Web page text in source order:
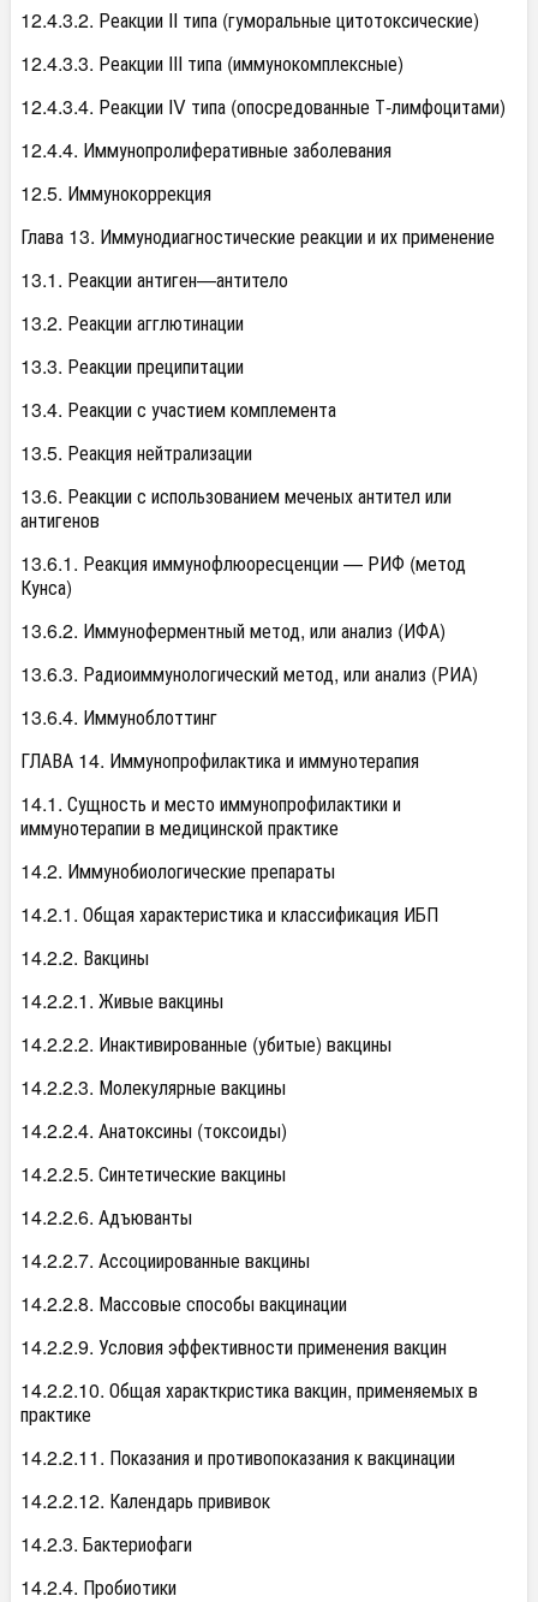
12.4.3.2. Реакции II типа (гуморальные цитотоксические)
12.4.3.3. Реакции III типа (иммунокомплексные)
12.4.3.4. Реакции IV типа (опосредованные Т-лимфоцитами)
12.4.4. Иммунопролиферативные заболевания
12.5. Иммунокоррекция
Глава 13. Иммунодиагностические реакции и их применение
13.1. Реакции антиген—антитело
13.2. Реакции агглютинации
13.3. Реакции преципитации
13.4. Реакции с участием комплемента
13.5. Реакция нейтрализации
13.6. Реакции с использованием меченых антител или
антигенов
13.6.1. Реакция иммунофлюоресценции — РИФ (метод
Кунса)
13.6.2. Иммуноферментный метод, или анализ (ИФА)
13.6.3. Радиоиммунологический метод, или анализ (РИА)
13.6.4. Иммуноблоттинг
ГЛАВА 14. Иммунопрофилактика и иммунотерапия
14.1. Сущность и место иммунопрофилактики и
иммунотерапии в медицинской практике
14.2. Иммунобиологические препараты
14.2.1. Общая характеристика и классификация ИБП
14.2.2. Вакцины
14.2.2.1. Живые вакцины
14.2.2.2. Инактивированные (убитые) вакцины
14.2.2.3. Молекулярные вакцины
14.2.2.4. Анатоксины (токсоиды)
14.2.2.5. Синтетические вакцины
14.2.2.6. Адъюванты
14.2.2.7. Ассоциированные вакцины
14.2.2.8. Массовые способы вакцинации
14.2.2.9. Условия эффективности применения вакцин
14.2.2.10. Общая характкристика вакцин, применяемых в
практике
14.2.2.11. Показания и противопоказания к вакцинации
14.2.2.12. Календарь прививок
14.2.3. Бактериофаги
14.2.4. Пробиотики